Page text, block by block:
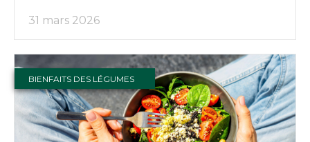
31 mars 2026
BIENFAITS DES LÉGUMES